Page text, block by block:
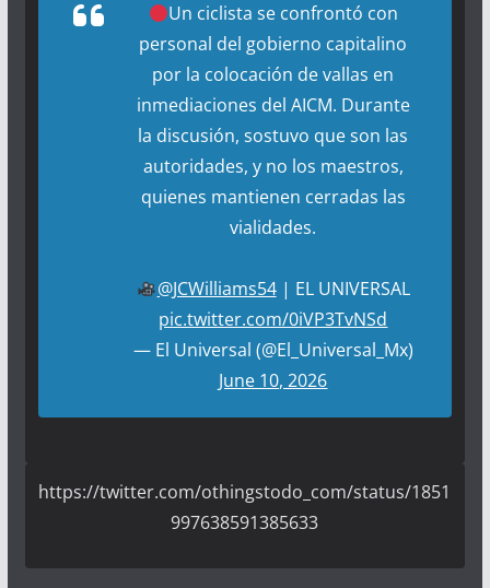
Un ciclista se confrontó con
personal del gobierno capitalino
por la colocación de vallas en
inmediaciones del AICM. Durante
la discusión, sostuvo que son las
autoridades, y no los maestros,
quienes mantienen cerradas las
vialidades.
@JCWilliams54| EL UNIVERSAL
pic.twitter.com/0iVP3TvNSd
— El Universal (@El_Universal_Mx)
June 10, 2026
https://twitter.com/othingstodo_com/status/1851
997638591385633